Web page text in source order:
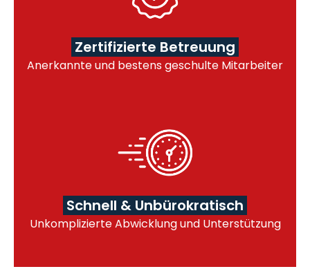
Zertifizierte Betreuung
Anerkannte und bestens geschulte Mitarbeiter
Schnell & Unbürokratisch
Unkomplizierte Abwicklung und Unterstützung